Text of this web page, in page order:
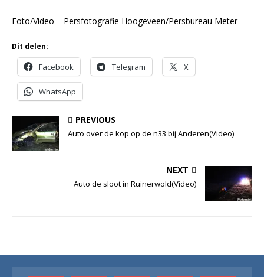
Foto/Video – Persfotografie Hoogeveen/Persbureau Meter
Dit delen:
Facebook Telegram X
WhatsApp
PREVIOUS
Auto over de kop op de n33 bij Anderen(Video)
NEXT
Auto de sloot in Ruinerwold(Video)